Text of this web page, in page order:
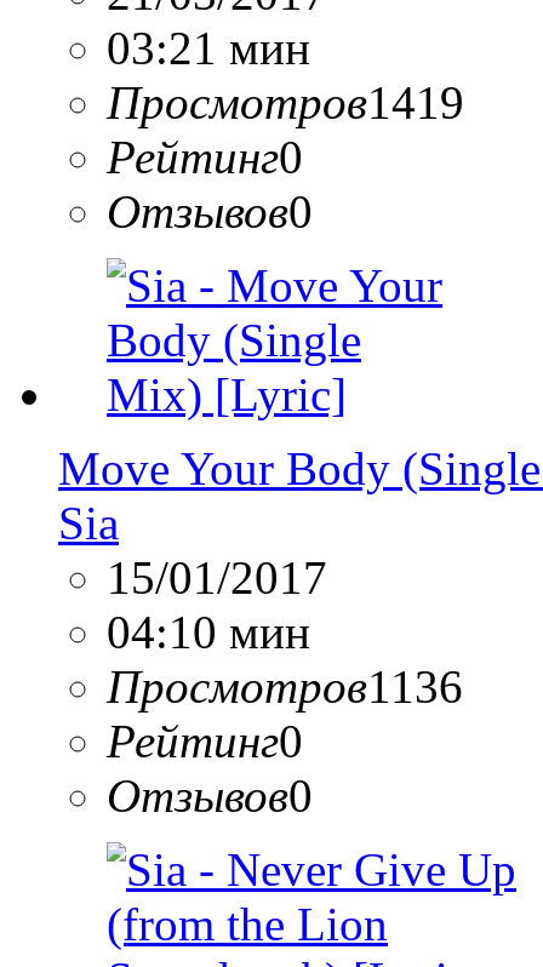
03:21 мин
Просмотров1419
Рейтинг0
Отзывов0
Move Your Body
Sia
15/01/2017
04:10 мин
Просмотров1136
Рейтинг0
Отзывов0